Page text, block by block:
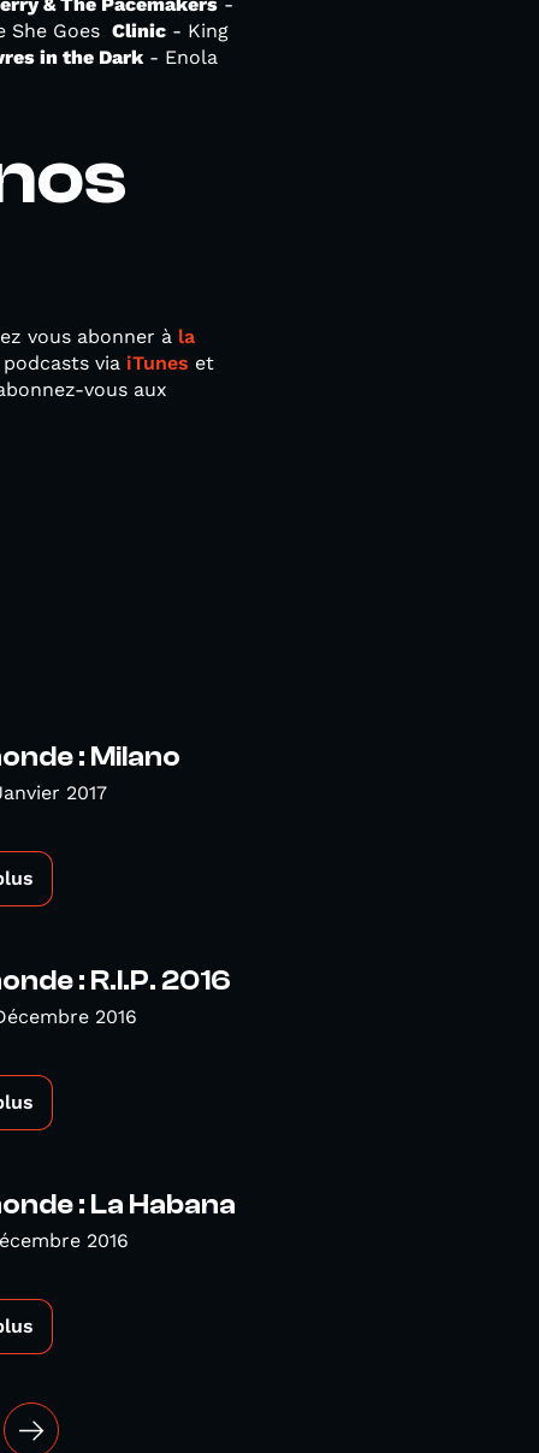
She Goes Clinic - King
in the Dark- Enola
vous abonner à la
via iTunes et
vous aux
: Milano
2017
: R.I.P. 2016
2016
: La Habana
2016